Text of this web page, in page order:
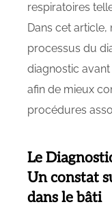
respiratoires
Dans cet
processus du
diagnostic
afin de mieux
procédures
Le
Un constat
dans le bâti